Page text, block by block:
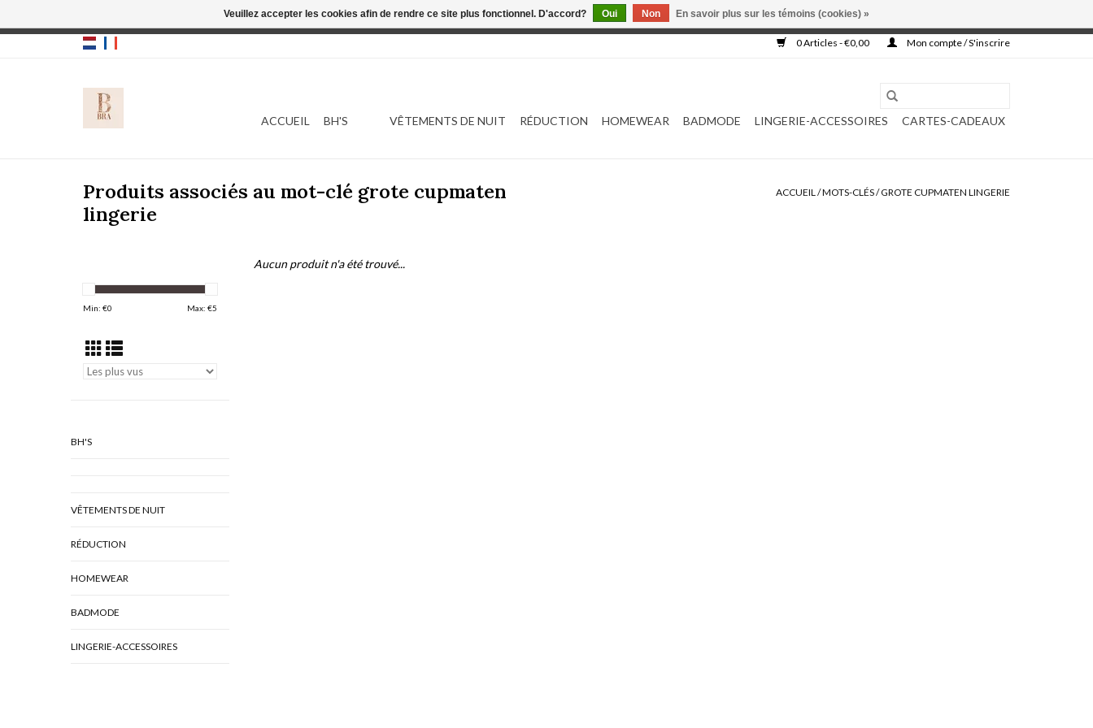
0 Articles - €0,00 Mon compte / S'inscrire
ACCUEIL BH'S VÊTEMENTS DE NUIT RÉDUCTION HOMEWEAR BADMODE LINGERIE-ACCESSOIRES CARTES-CADEAUX
Produits associés au mot-clé grote cupmaten
lingerie
ACCUEIL/MOTS-CLÉS/GROTE CUPMATEN LINGERIE
Min: €0 Max: €5
BH'S
VÊTEMENTS DE NUIT
RÉDUCTION
HOMEWEAR
BADMODE
LINGERIE-ACCESSOIRES
Aucun produit n'a été trouvé...
Veuillez accepter les cookies afin de rendre ce site plus fonctionnel. D'accord? Oui Non En savoir plus sur les témoins (cookies) »
Cette boutique est en construction. Toute commande passée ne sera ni traitée, ni complétée.